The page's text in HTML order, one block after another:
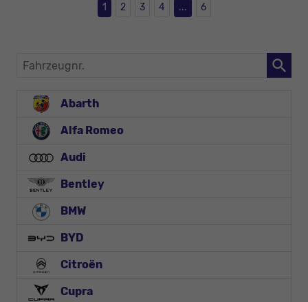
1 2 3 4 ... 6
Fahrzeugnr.
Abarth
Alfa Romeo
Audi
Bentley
BMW
BYD
Citroën
Cupra